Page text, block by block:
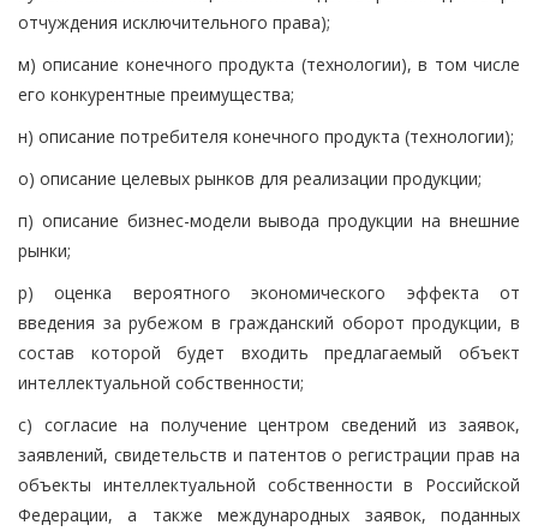
отчуждения исключительного права);
м) описание конечного продукта (технологии), в том числе
его конкурентные преимущества;
н) описание потребителя конечного продукта (технологии);
о) описание целевых рынков для реализации продукции;
п) описание бизнес-модели вывода продукции на внешние
рынки;
р) оценка вероятного экономического эффекта от
введения за рубежом в гражданский оборот продукции, в
состав которой будет входить предлагаемый объект
интеллектуальной собственности;
с) согласие на получение центром сведений из заявок,
заявлений, свидетельств и патентов о регистрации прав на
объекты интеллектуальной собственности в Российской
Федерации, а также международных заявок, поданных